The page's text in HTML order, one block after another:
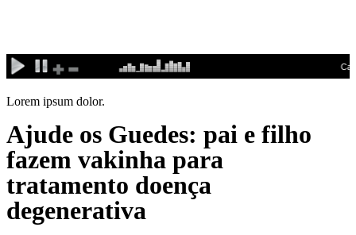
conteúdo
Lorem ipsum dolor.
Ajude os Guedes: pai e filho
fazem vakinha para
tratamento doença
degenerativa